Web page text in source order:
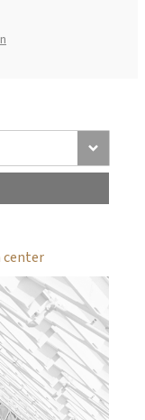
center